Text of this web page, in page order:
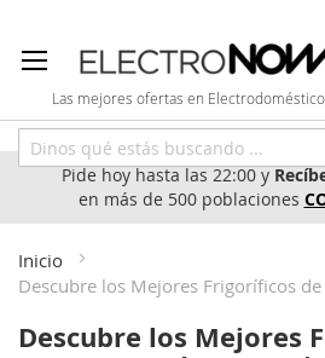
al
contenido
Las mejores ofertas en
Pide hoy hasta las 22:00 y
en más de 500 poblaciones
Inicio
Descubre los Mejores Frigoríficos
Descubre los Mejores